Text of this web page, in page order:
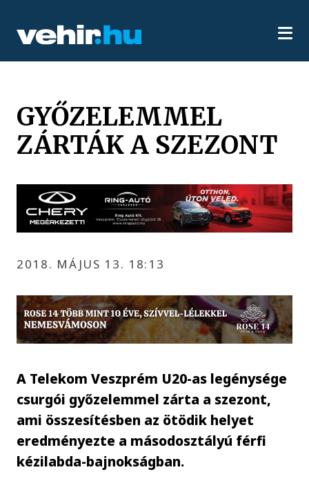
GYŐZELEMMEL
ZÁRTÁK A SZEZONT
2018. MÁJUS 13. 18:13
A Telekom Veszprém U20-as legénysége
csurgói győzelemmel zárta a szezont,
ami összesítésben az ötödik helyet
eredményezte a másodosztályú férfi
kézilabda-bajnokságban.